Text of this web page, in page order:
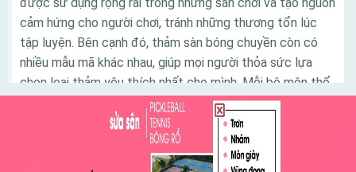
được sử dụng rộng rãi trong những sân chơi và tạo nguồn
cảm hứng cho người chơi, tránh những thương tổn lúc
tập luyện. Bên cạnh đó, thảm sàn bóng chuyền còn có
nhiều mẫu mã khác nhau, giúp mọi người thỏa sức lựa
chọn loại thảm yêu thích nhất cho mình. Mỗi bộ môn thể
thao đem đến các lợi ích khác nhau cho người chơi.
Trong đó, bóng chuyền là bộ môn lý tưởng tạo nên dấu
ấn tốt đối với nhiều người. Để có được một sân thi đấu
bóng chuyền đạt tiêu chuẩn, đòi hỏi người thiết kế sân